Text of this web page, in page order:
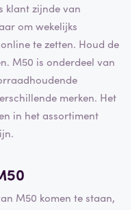
klant zijnde van
om wekelijks
te zetten. Houd de
M50 is onderdeel van
merken. Het
in het assortiment
M50 komen te staan,